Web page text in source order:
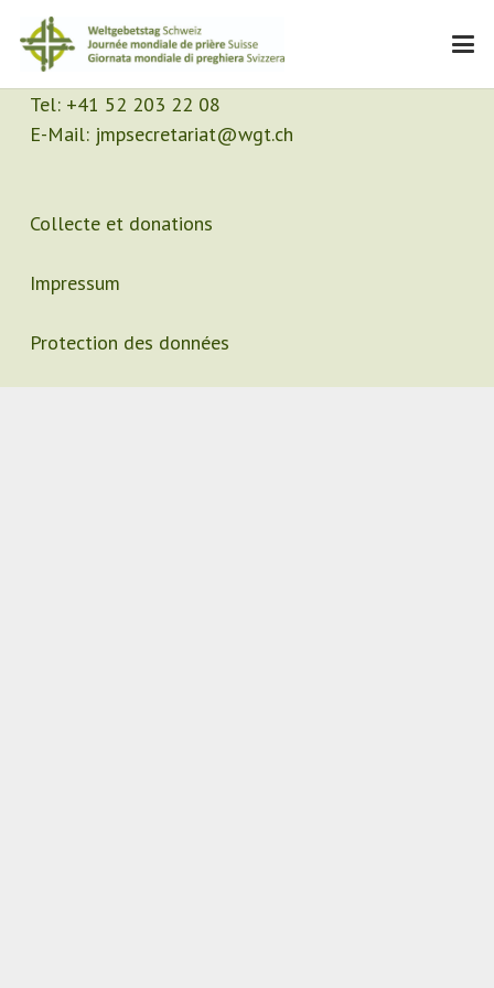
Contact
Secrétariat
Tel: +41 52 203 22 08
E-Mail: jmpsecretariat@wgt.ch
Collecte et donations
Impressum
Protection des données